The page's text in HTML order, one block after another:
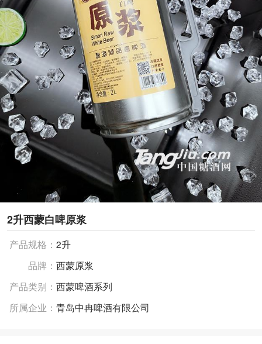
2升西蒙白啤原浆
产品规格： 2升
品牌： 西蒙原浆
产品类别： 西蒙啤酒系列
所属企业： 青岛中冉啤酒有限公司